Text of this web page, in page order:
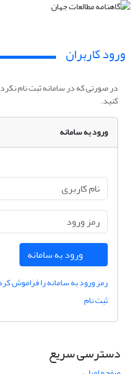
ورود کاربران
در صورتی که در سامانه ثبت نام
کنید.
ورود به سامانه
ورود به سامانه
رمز ورود به سامانه را فراموش
ثبت نام
دسترسی سریع